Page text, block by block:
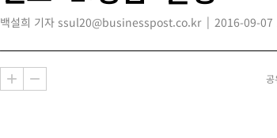
백설희 기자 ssul20@businesspost.co.kr 2016-09-07
공